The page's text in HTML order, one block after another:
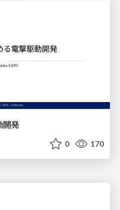
開発
0 170